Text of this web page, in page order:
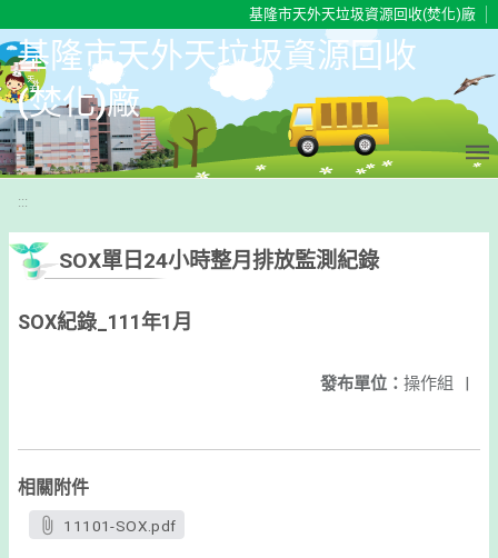
基隆市天外天垃圾資源回收(焚化)廠
基隆市天外天垃圾資源回收
(焚化)廠
:::
SOX單日24小時整月排放監測紀錄
SOX紀錄_111年1月
發布單位： 操作組 |
相關附件
11101-SOX.pdf